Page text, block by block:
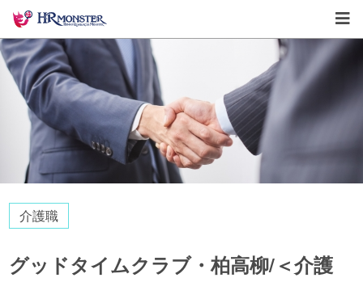
介護職
グッドタイムクラブ・柏高柳/＜介護